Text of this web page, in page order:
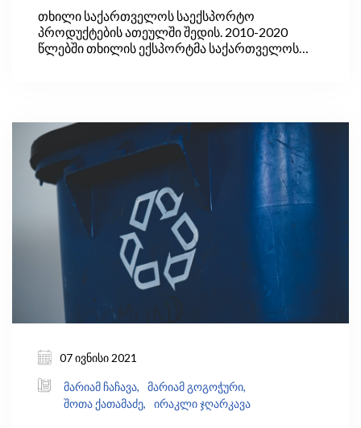
თხილი საქართველოს საექსპორტო
პროდუქტების ათეულში შედის. 2010-2020
წლებში თხილის ექსპორტმა საქართველოს
შემცირდა, სამაგიეროდ გაიზარდა
ექსპორტირებული თხილის ღირებულება, რაც
ნიშნავს, რომ ერთი კილოგრამი
ექსპორტირებული ქართული თხილის ფასი
უფრო მაღალი იყო, ვიდრე წინა წლებში. 2016
წელს ექსპორტირებული თხილის რაოდენობამ
27 ათასი ტონა შეადგინა, რაც აღნიშნულ
პერიოდში (2010-2020 წწ) სიდიდით მეორე
მაჩვენებელი იყო (იხ. დიაგრამა 1).
07 ივნისი 2021
მარიამ ჩაჩავა,
მარიამ გოგოჭური,
შოთა ქათამაძე,
ირაკლი ჯღარკავა